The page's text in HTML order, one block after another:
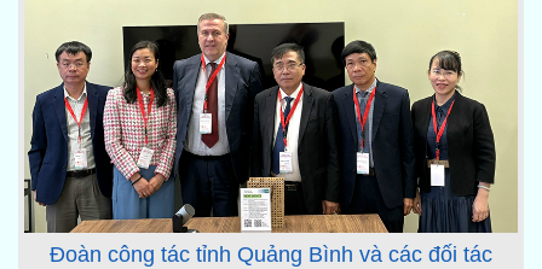
Đoàn công tác tỉnh Quảng Bình và các đối tác